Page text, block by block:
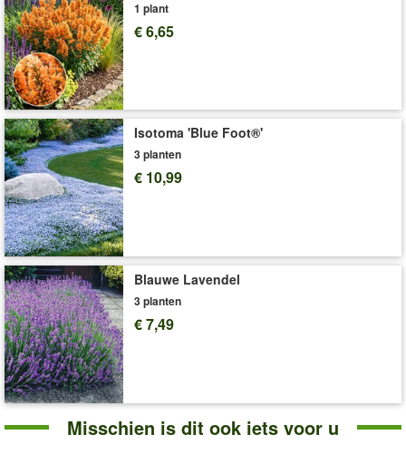
Levering omvat:grootte I
'Ooievaarsbek'
Plant- en Verzorgingstips
1 plant
€ 6,65
Isotoma 'Blue Foot®'
3 planten
€ 10,99
Blauwe Lavendel
3 planten
€ 7,49
Misschien is dit ook iets voor u